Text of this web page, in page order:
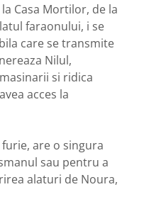
Casa Mortilor, de la
faraonului, i se
care se transmite
Nilul,
si ridica
acces la
are o singura
sau pentru a
alaturi de Noura,